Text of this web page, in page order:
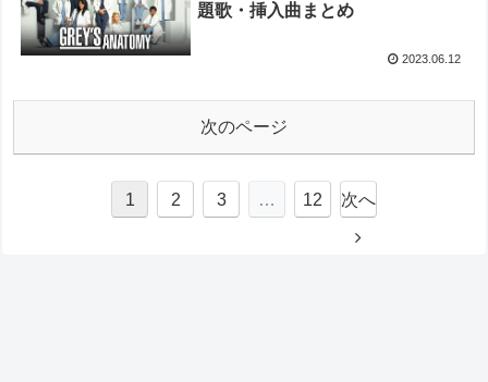
題歌・挿入曲まとめ
2023.06.12
次のページ
1 2 3 … 12 次へ